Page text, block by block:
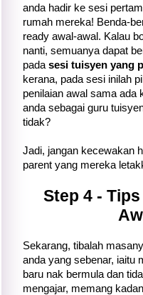
anda hadir ke sesi
rumah mereka! Benda-
ready awal-awal. Kalau
nanti, semuanya dapat
pada sesi tuisyen yang
kerana, pada sesi inilah
penilaian awal sama ada
anda sebagai guru
tidak?
Jadi, jangan kecewakan
parent yang mereka
Step 4 -
Sekarang, tibalah
anda yang sebenar, iaitu
baru nak bermula dan
mengajar, memang